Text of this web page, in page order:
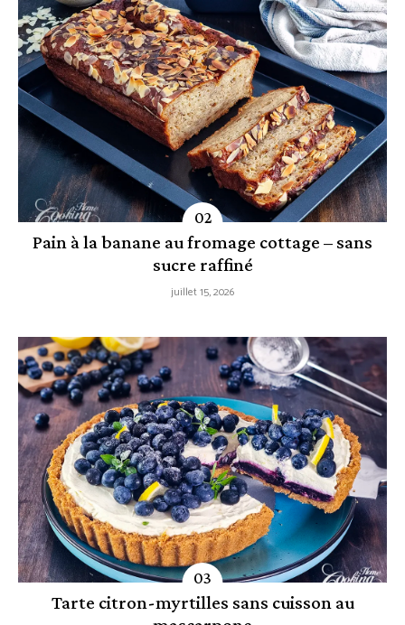
Pain à la banane au fromage cottage – sans
sucre raffiné
juillet 15, 2026
Tarte citron-myrtilles sans cuisson au